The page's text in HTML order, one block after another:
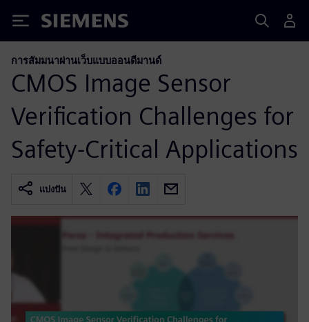
Siemens
การสัมมนาผ่านเว็บแบบออนดีมานด์
CMOS Image Sensor
Verification Challenges for
Safety-Critical Applications
แบ่งปัน